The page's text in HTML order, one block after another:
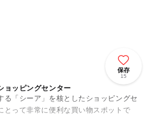
保存
15
ョッピングセンター
る「シーア」を核としたショッピングセ
とって非常に便利な買い物スポットで